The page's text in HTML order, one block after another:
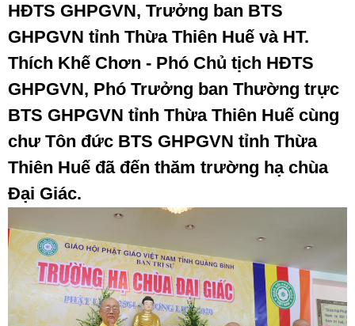
HĐTS GHPGVN, Trưởng ban BTS
GHPGVN tỉnh Thừa Thiên Huế và HT.
Thích Khế Chơn - Phó Chủ tịch HĐTS
GHPGVN, Phó Trưởng ban Thường trực
BTS GHPGVN tỉnh Thừa Thiên Huế cùng
chư Tôn đức BTS GHPGVN tỉnh Thừa
Thiên Huế đã đến thăm trường hạ chùa
Đại Giác.